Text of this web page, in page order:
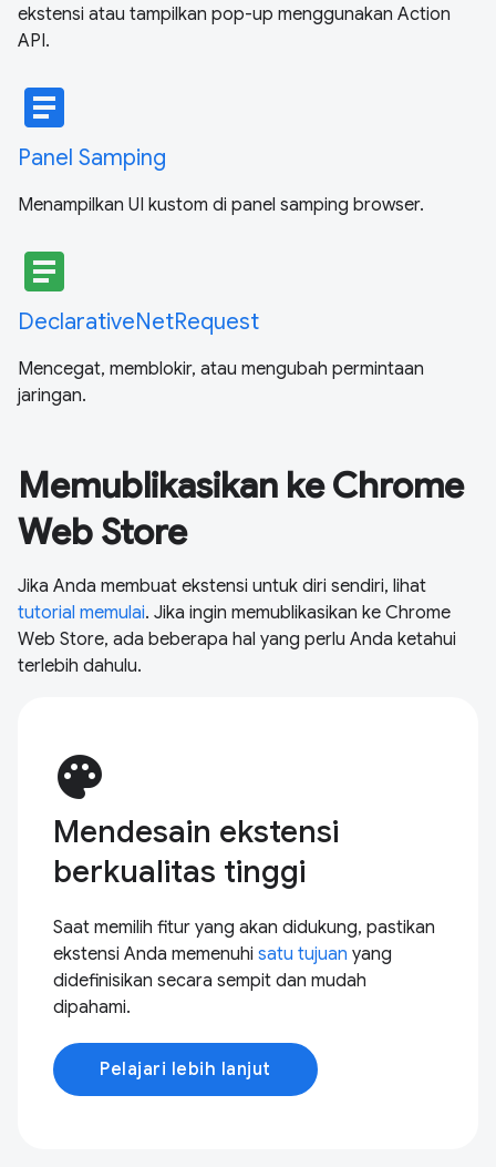
ekstensi atau tampilkan pop-up menggunakan Action
API.
article
Panel Samping
Menampilkan UI kustom di panel samping browser.
article
DeclarativeNetRequest
Mencegat, memblokir, atau mengubah permintaan
jaringan.
Memublikasikan ke Chrome
Web Store
Jika Anda membuat ekstensi untuk diri sendiri, lihat
tutorial memulai. Jika ingin memublikasikan ke Chrome
Web Store, ada beberapa hal yang perlu Anda ketahui
terlebih dahulu.
palette
Mendesain ekstensi
berkualitas tinggi
Saat memilih fitur yang akan didukung, pastikan
ekstensi Anda memenuhi satu tujuan yang
didefinisikan secara sempit dan mudah
dipahami.
Pelajari lebih lanjut